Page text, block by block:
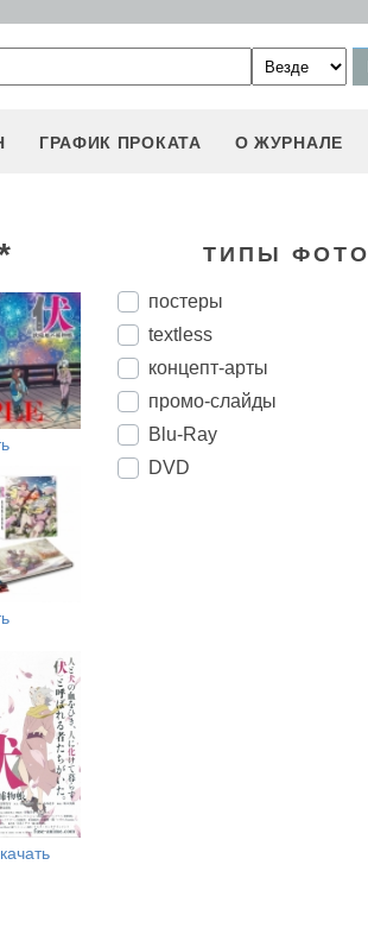
ГРАФИК ПРОКАТА О ЖУРНАЛЕ
ТИПЫ ФОТО
постеры
textless
концепт-арты
промо-слайды
Blu-Ray
DVD